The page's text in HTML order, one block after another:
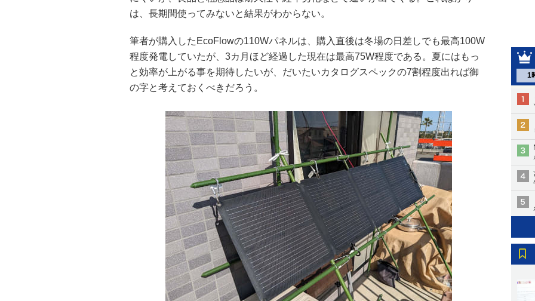
1
は、長期間使ってみないと結果がわからない。
筆者が購入したEcoFlowの110Wパネルは、購入直後は冬場の日差しでも最高100W
程度発電していたが、3カ月ほど経過した現在は最高75W程度である。夏にはもっ
と効率が上がる事を期待したいが、だいたいカタログスペックの7割程度出れば御
の字と考えておくべきだろう。